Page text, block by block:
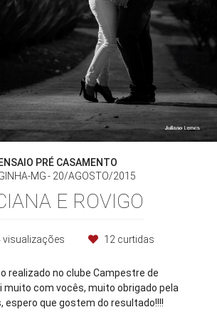
ENSAIO PRÉ CASAMENTO
MG
20/AGOSTO/2015
E ROVIGO
visualizações 12 curtidas
realizado no clube Campestre de
muito com vocês, muito obrigado pela
espero que gostem do resultado!!!!